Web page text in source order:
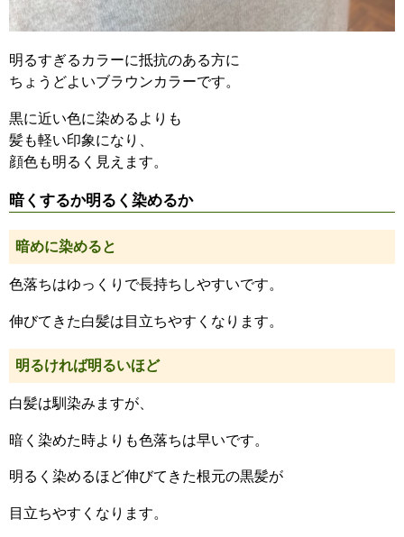
明るすぎるカラーに抵抗のある方に
ちょうどよいブラウンカラーです。
黒に近い色に染めるよりも
髪も軽い印象になり、
顔色も明るく見えます。
暗くするか明るく染めるか
暗めに染めると
色落ちはゆっくりで長持ちしやすいです。
伸びてきた白髪は目立ちやすくなります。
明るければ明るいほど
白髪は馴染みますが、
暗く染めた時よりも色落ちは早いです。
明るく染めるほど伸びてきた根元の黒髪が
目立ちやすくなります。